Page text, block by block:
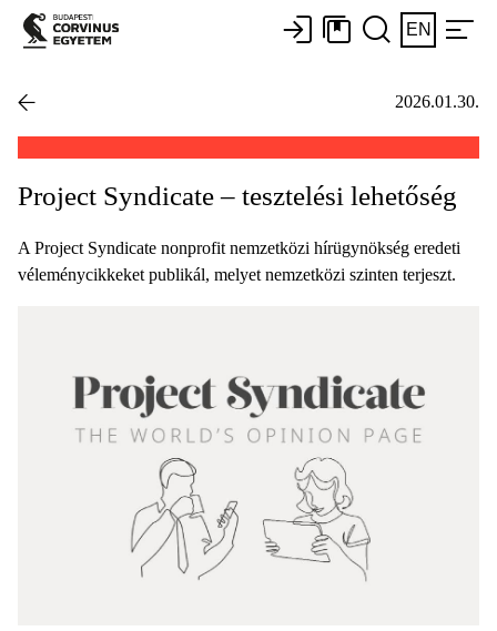
EN
2026.01.30.
Project Syndicate – tesztelési lehetőség
A Project Syndicate nonprofit nemzetközi hírügynökség eredeti
véleménycikkeket publikál, melyet nemzetközi szinten terjeszt.